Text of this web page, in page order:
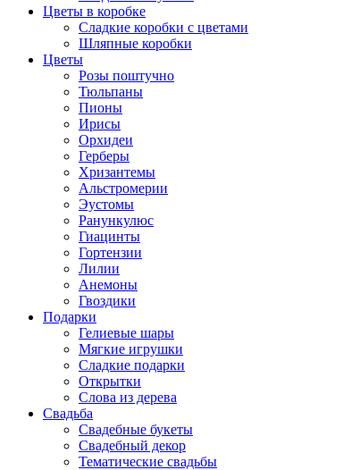
Цветы в коробке
Сладкие коробки с цветами
Шляпные коробки
Цветы
Розы поштучно
Тюльпаны
Пионы
Ирисы
Орхидеи
Герберы
Хризантемы
Альстромерии
Эустомы
Ранункулюс
Гиацинты
Гортензии
Лилии
Анемоны
Гвоздики
Подарки
Гелиевые шары
Мягкие игрушки
Сладкие подарки
Открытки
Слова из дерева
Свадьба
Свадебные букеты
Свадебный декор
Тематические свадьбы